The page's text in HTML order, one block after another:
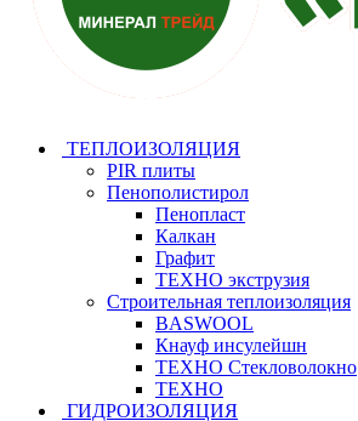
ТЕПЛОИЗОЛЯЦИЯ
PIR плиты
Пенополистирол
Пенопласт
Калкан
Графит
ТЕХНО экструзия
Строительная теплоизоляция
BASWOOL
Кнауф инсулейшн
ТЕХНО Стекловолокно
ТЕХНО
ГИДРОИЗОЛЯЦИЯ